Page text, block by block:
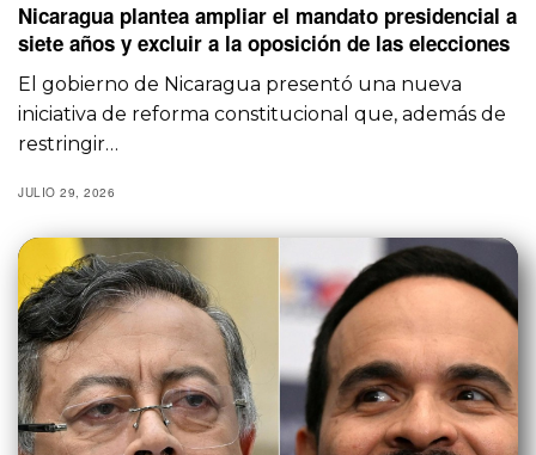
Nicaragua plantea ampliar el mandato presidencial a
siete años y excluir a la oposición de las elecciones
El gobierno de Nicaragua presentó una nueva
iniciativa de reforma constitucional que, además de
restringir…
JULIO 29, 2026